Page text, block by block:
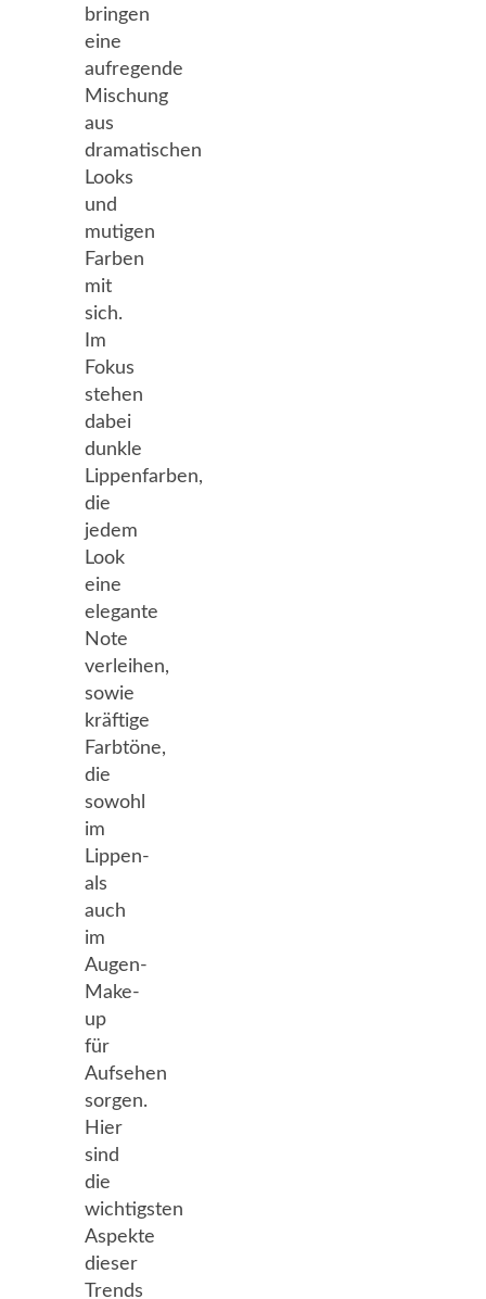
bringen
eine
aufregende
Mischung
aus
dramatischen
Looks
und
mutigen
Farben
mit
sich.
Im
Fokus
stehen
dabei
dunkle
Lippenfarben,
die
jedem
Look
eine
elegante
Note
verleihen,
sowie
kräftige
Farbtöne,
die
sowohl
im
Lippen-
als
auch
im
Augen-
Make-
up
für
Aufsehen
sorgen.
Hier
sind
die
wichtigsten
Aspekte
dieser
Trends